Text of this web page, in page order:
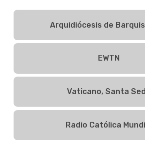
Arquidiócesis de
EWTN
Vaticano, Santa
Radio Católica